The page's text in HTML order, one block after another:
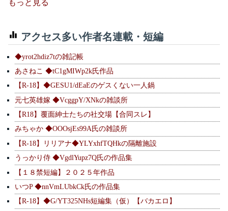
もっと見る
アクセス多い作者名連載・短編
◆yrot2hdiz7tの雑記帳
あさねこ ◆tC1gMIWp2k氏作品
【R-18】◆GESU1/dEaEのゲスくない一人鍋
元七英雄嫁 ◆VcggpY/XNkの雑談所
【R18】覆面紳士たちの社交場【合同スレ】
みちゃか ◆OOOsjEs99A氏の雑談所
【R-18】リリアナ◆YLYxhfTQHkの隔離施設
うっかり侍 ◆VgdlYupz7Q氏の作品集
【１８禁短編】２０２５年作品
いつP ◆nnVmLUbkCk氏の作品集
【R-18】◆G/YT325NHs短編集（仮）【バカエロ】